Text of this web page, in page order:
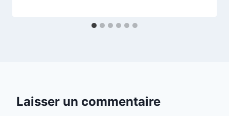
Laisser un commentaire